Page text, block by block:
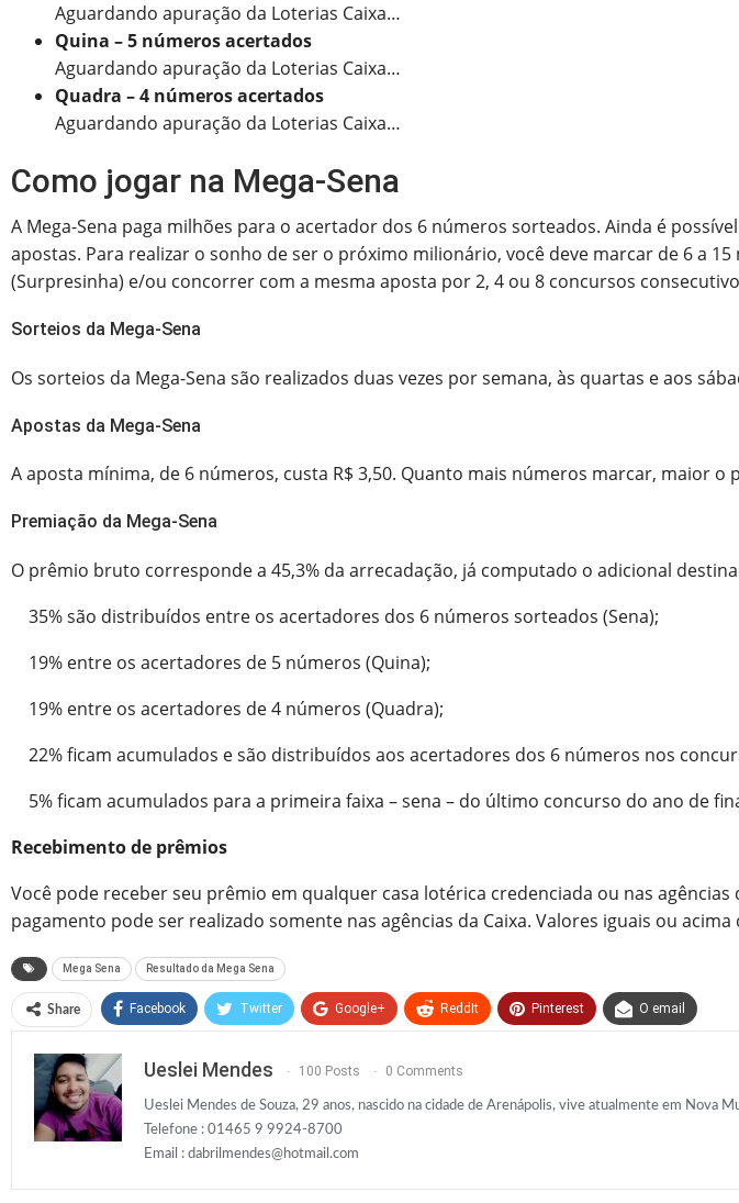
Aguardando apuração da Loterias Caixa…
Quina – 5 números acertados
Aguardando apuração da Loterias Caixa…
Quadra – 4 números acertados
Aguardando apuração da Loterias Caixa…
Como jogar na Mega-Sena
A Mega-Sena paga milhões para o acertador dos 6 números sorteados. Ainda é
apostas. Para realizar o sonho de ser o próximo milionário, você deve marcar de 6 a
(Surpresinha) e/ou concorrer com a mesma aposta por 2, 4 ou 8 concursos
Sorteios da Mega-Sena
Os sorteios da Mega-Sena são realizados duas vezes por semana, às quartas e aos
Apostas da Mega-Sena
A aposta mínima, de 6 números, custa R$ 3,50. Quanto mais números marcar, maior
Premiação da Mega-Sena
O prêmio bruto corresponde a 45,3% da arrecadação, já computado o adicional
35% são distribuídos entre os acertadores dos 6 números sorteados (Sena);
19% entre os acertadores de 5 números (Quina);
19% entre os acertadores de 4 números (Quadra);
22% ficam acumulados e são distribuídos aos acertadores dos 6 números nos
5% ficam acumulados para a primeira faixa – sena – do último concurso do ano de
Recebimento de prêmios
Você pode receber seu prêmio em qualquer casa lotérica credenciada ou nas
pagamento pode ser realizado somente nas agências da Caixa. Valores iguais ou
Mega Sena Resultado da Mega Sena
Share Facebook Twitter Google+ ReddIt Pinterest O email
Ueslei Mendes 100 Posts 0 Comments
Ueslei Mendes de Souza, 29 anos, nascido na cidade de Arenápolis, vive atualmente em
Telefone : 01465 9 9924-8700
Email : dabrilmendes@hotmail.com